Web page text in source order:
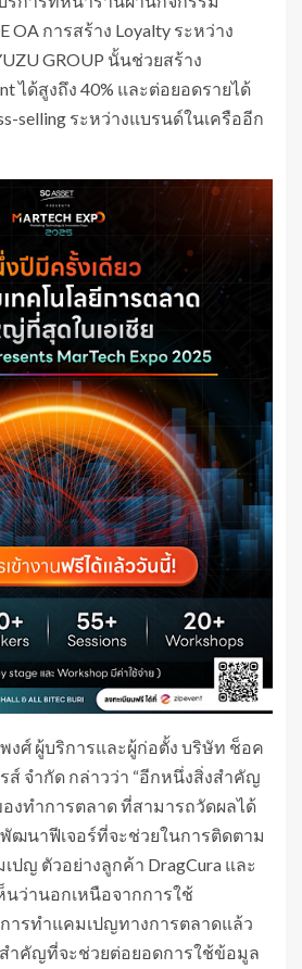
OA การสร้าง Loyalty ระหว่าง
GROUP นั้นช่วยสร้าง
ได้สูงถึง 40% และต่อยอดรายได้
selling ระหว่างแบรนด์ในเครืออีก
ศ์ ผู้บริการและผู้ก่อตั้ง บริษัท ช็อค
ส์ จำกัด กล่าวว่า “อีกหนึ่งสิ่งสำคัญ
งทำการตลาด ที่สามารถวัดผลได้
ฒนาฟีเจอร์ที่จะช่วยในการติดตาม
ปญ ตัวอย่างลูกค้า DragCura และ
นว่านอกเหนือจากการใช้
ารทำแคมเปญทางการตลาดแล้ว
สำคัญที่จะช่วยต่อยอดการใช้ข้อมูล